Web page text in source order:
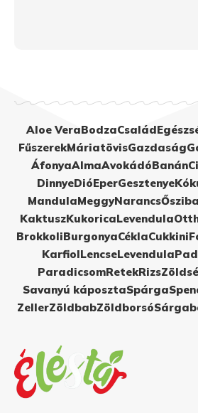
Aloe VeraBodzaCsalád
FűszerekMáriatövisGazdaság
ÁfonyaAlmaAvokádóBanán
DinnyeDióEperGesztenye
MandulaMeggyNarancs
KaktuszKukoricaLevendula
BrokkoliBurgonyaCéklaCukkini
KarfiolLencseLevendula
ParadicsomRetekRizs
Savanyú káposztaSpárga
ZellerZöldbabZöldborsó